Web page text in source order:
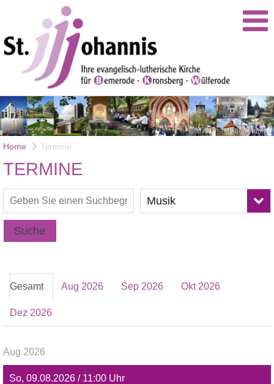
Bild: Renate Niedenthal
Home Termine
TERMINE
Musik
Suche
Gesamt Aug 2026 Sep 2026 Okt 2026
Dez 2026
Aug 2026
So, 09.08.2026 / 11:00 Uhr